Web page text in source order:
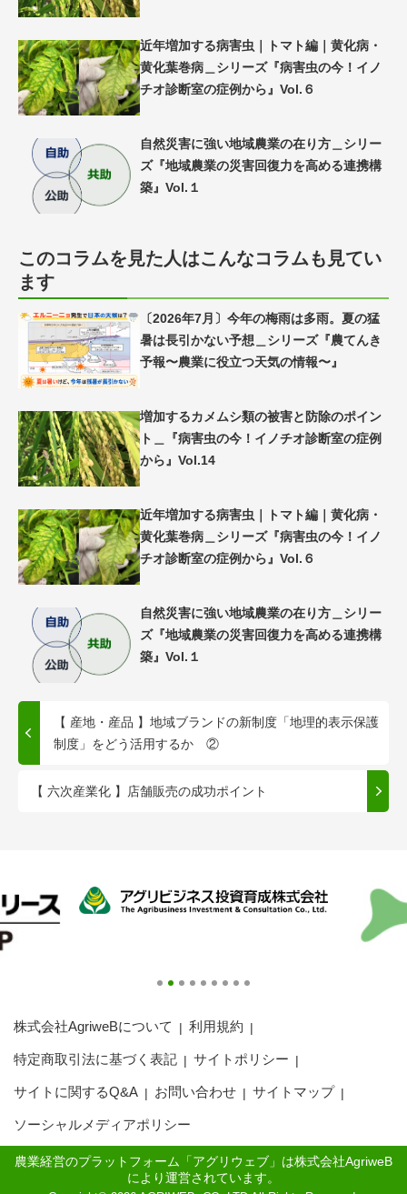
近年増加する病害虫｜トマト編｜黄化病・
黄化葉巻病＿シリーズ『病害虫の今！イノ
チオ診断室の症例から』Vol.６
自然災害に強い地域農業の在り方＿シリー
ズ『地域農業の災害回復力を高める連携構
築』Vol.１
このコラムを見た人はこんなコラムも見てい
ます
〔2026年7月〕今年の梅雨は多雨。夏の猛
暑は長引かない予想＿シリーズ『農てんき
予報〜農業に役立つ天気の情報〜』
増加するカメムシ類の被害と防除のポイン
ト＿『病害虫の今！イノチオ診断室の症例
から』Vol.14
近年増加する病害虫｜トマト編｜黄化病・
黄化葉巻病＿シリーズ『病害虫の今！イノ
チオ診断室の症例から』Vol.６
自然災害に強い地域農業の在り方＿シリー
ズ『地域農業の災害回復力を高める連携構
築』Vol.１
【 産地・産品 】地域ブランドの新制度「地理的表示保護
制度」をどう活用するか ②
【 六次産業化 】店舗販売の成功ポイント
株式会社AgriweBについて 利用規約
特定商取引法に基づく表記 サイトポリシー
サイトに関するQ&A お問い合わせ サイトマップ
ソーシャルメディアポリシー
農業経営のプラットフォーム「アグリウェブ」は株式会社AgriweB
により運営されています。